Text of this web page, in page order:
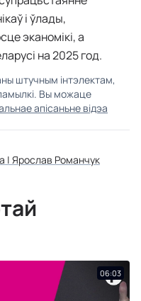
і ўлады,
эканомікі, а
на 2025 год.
штучным інтэлектам,
Вы можаце
апісаньне відэа
| Ярослав Романчук
06:03